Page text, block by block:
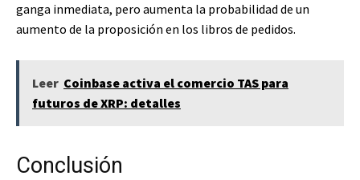
ganga inmediata, pero aumenta la probabilidad de un
aumento de la proposición en los libros de pedidos.
Leer Coinbase activa el comercio TAS para
futuros de XRP: detalles
Conclusión